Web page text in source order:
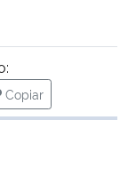
Copiar
para área de